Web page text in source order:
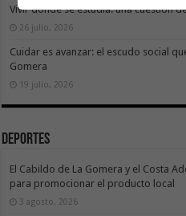
Vivir donde se estudia: una cuestión
26 julio, 2026
Cuidar es avanzar: el escudo social
Gomera
19 julio, 2026
Deportes
El Cabildo de La Gomera y el Costa
para promocionar el producto local
3 agosto, 2026